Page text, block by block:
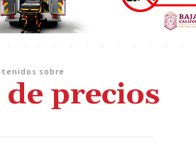
sobre
de precios